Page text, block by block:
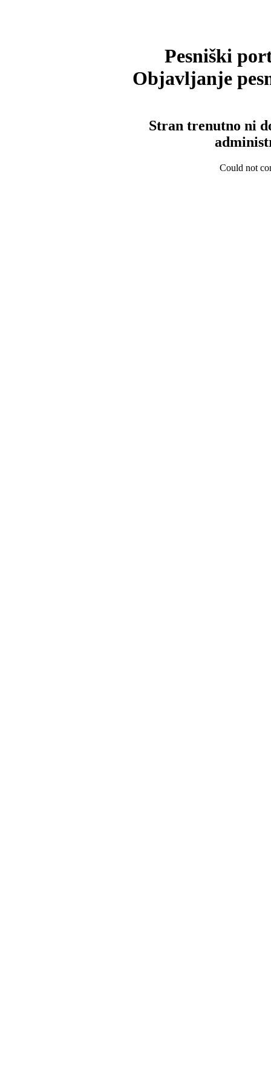
Pesniški
Objavljanje
Stran trenutno ni
Could not